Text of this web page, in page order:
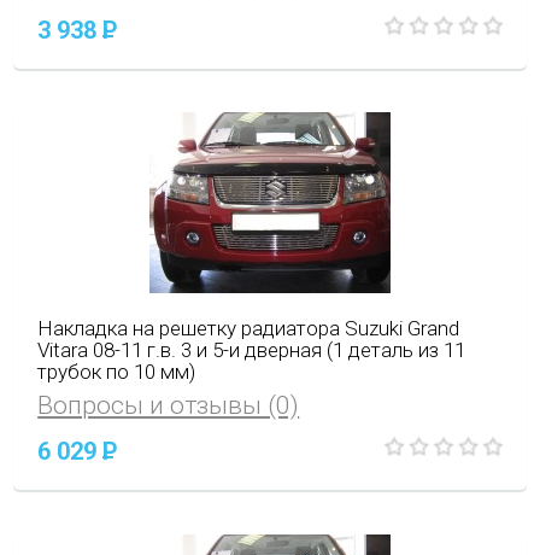
3 938P
Накладка на решетку радиатора Suzuki Grand
Vitara 08-11 г.в. 3 и 5-и дверная (1 деталь из 11
трубок по 10 мм)
Вопросы и отзывы (0)
6 029P